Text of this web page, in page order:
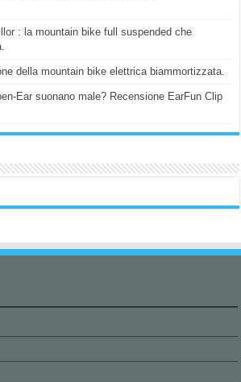
: la mountain bike full suspended che
della mountain bike elettrica biammortizzata.
Ear suonano male? Recensione EarFun Clip